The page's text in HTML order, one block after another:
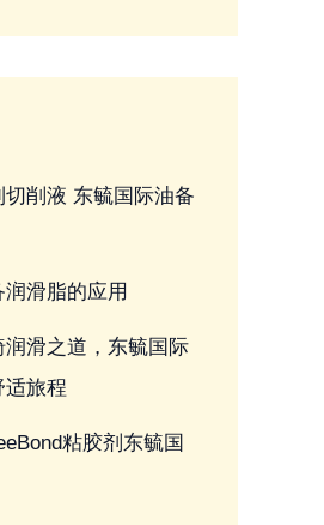
削液 东毓国际油备
滑脂的应用
滑之道，东毓国际
适旅程
粘胶剂东毓国